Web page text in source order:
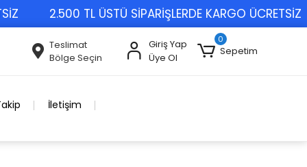
2.500 TL ÜSTÜ SİPARİŞLERDE KARGO ÜCRETSİZ
Teslimat
Bölge Seçin
Giriş Yap
Üye Ol
0
Sepetim
İletişim